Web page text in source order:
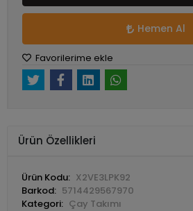
Hemen Al
Favorilerime ekle
Ürün Özellikleri
Ürün Kodu: X2VE3LPK92
Barkod: 5714429567970
Kategori: Çay Takımı